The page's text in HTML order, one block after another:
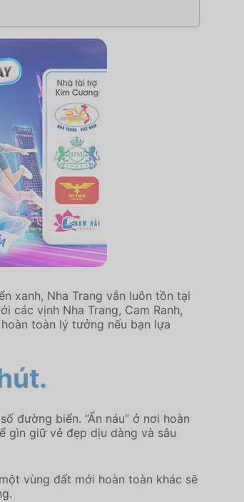
xanh, Nha Trang vẫn luôn tồn tại
các vịnh Nha Trang, Cam Ranh,
toàn lý tưởng nếu bạn lựa
đường biển. “Ẩn náu” ở nơi hoàn
gìn giữ vẻ đẹp dịu dàng và sâu
vùng đất mới hoàn toàn khác sẽ